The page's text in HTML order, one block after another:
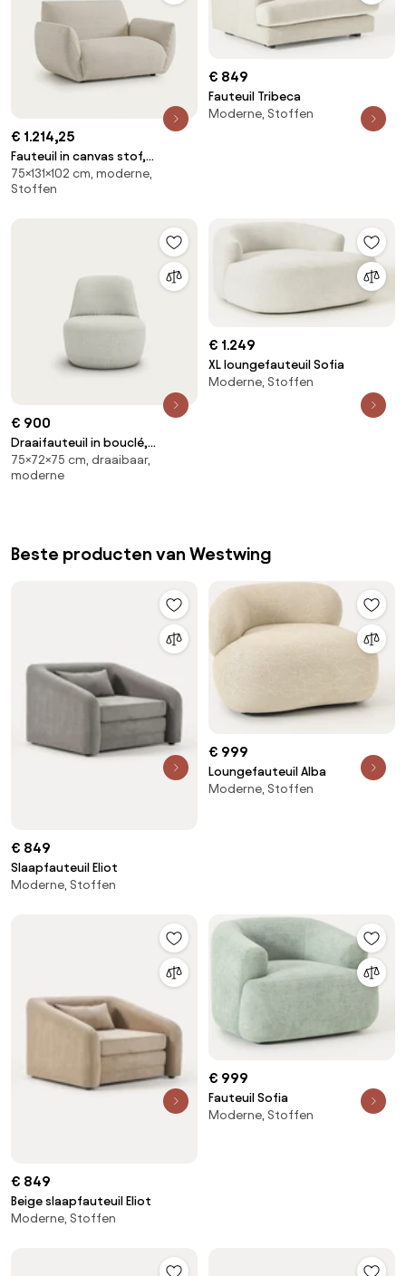
€ 1.214,25
Fauteuil in canvas stof,
Spogano
75×131×102 cm, moderne,
Stoffen
€ 849
Fauteuil Tribeca
Moderne, Stoffen
€ 900
Draaifauteuil in bouclé,
Rosebury
75×72×75 cm, draaibaar,
moderne
€ 1.249
XL loungefauteuil Sofia
Moderne, Stoffen
Beste producten van Westwing
€ 849
Slaapfauteuil Eliot
Moderne, Stoffen
€ 999
Loungefauteuil Alba
Moderne, Stoffen
€ 849
Beige slaapfauteuil Eliot
Moderne, Stoffen
€ 999
Fauteuil Sofia
Moderne, Stoffen